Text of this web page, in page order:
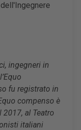
ingegneri in
fu registrato in
compenso è
al Teatro
italiani